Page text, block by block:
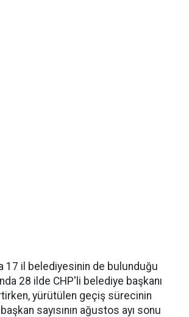
17 il belediyesinin de bulunduğu
28 ilde CHP'li belediye başkanı
yürütülen geçiş sürecinin
sayısının ağustos ayı sonu